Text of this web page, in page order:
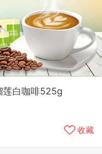
莲白咖啡525g
收藏